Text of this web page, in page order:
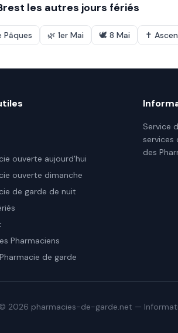
les autres jours fériés
Pâques 🌿 1er Mai 🕊️ 8 Mai ✝️
ouverte aujourd'hui
ouverte dimanche
de garde de nuit
Pharmaciens
de garde
Service
services
des
© 2026 pharmacies-de-garde.net —